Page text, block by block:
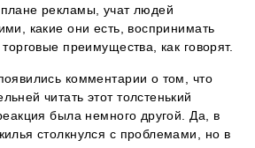
рекламы, учат людей
какие они есть, воспринимать
преимущества, как говорят.
комментарии о том, что
читать этот толстенький
была немного другой. Да, в
столкнулся с проблемами, но в